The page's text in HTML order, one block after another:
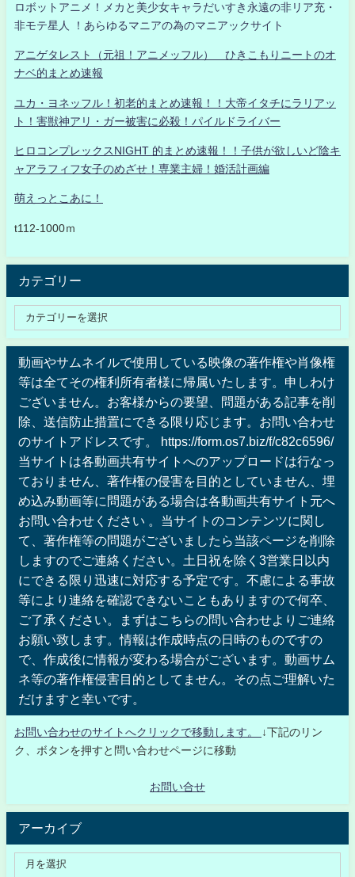
ロボットアニメ！メカと美少女キャラだいすき永遠の非リア充・
非モテ星人 ！あらゆるマニアの為のマニアックサイト
アニゲタレスト（元祖！アニメッフル） ひきこもりニートのオ
ナベ的まとめ速報
ユカ・ヨネッフル！初老的まとめ速報！！大帝イタチにラリアッ
ト！害獣神アリ・ガー被害に必殺！パイルドライバー
ヒロコンプレックスNIGHT 的まとめ速報！！子供が欲しいど陰キ
ャアラフィフ女子のめざせ！専業主婦！婚活計画編
萌えっとこあに！
t112-1000ｍ
カテゴリー
動画やサムネイルで使用している映像の著作権や肖像権
等は全てその権利所有者様に帰属いたします。申しわけ
ございません。お客様からの要望、問題がある記事を削
除、送信防止措置にできる限り応じます。お問い合わせ
のサイトアドレスです。 https://form.os7.biz/f/c82c6596/
当サイトは各動画共有サイトへのアップロードは行なっ
ておりません、著作権の侵害を目的としていません、埋
め込み動画等に問題がある場合は各動画共有サイト元へ
お問い合わせください 。当サイトのコンテンツに関し
て、著作権等の問題がございましたら当該ページを削除
しますのでご連絡ください。土日祝を除く3営業日以内
にできる限り迅速に対応する予定です。不慮による事故
等により連絡を確認できないこともありますので何卒、
ご了承ください。まずはこちらの問い合わせよりご連絡
お願い致します。情報は作成時点の日時のものですの
で、作成後に情報が変わる場合がございます。動画サム
ネ等の著作権侵害目的としてません。その点ご理解いた
だけますと幸いです。
お問い合わせのサイトへクリックで移動します。
↓下記のリン
ク、ボタンを押すと問い合わせページに移動
お問い合せ
アーカイブ